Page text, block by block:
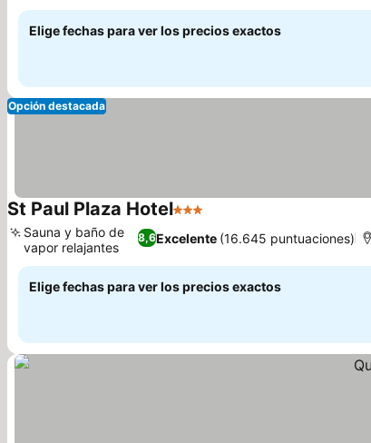
Elige fechas para ver los precios exactos
Opción destacada
St Paul Plaza Hotel3 Estrellas
8,6Excelente (16.645 puntuaciones)
Sauna y baño de
vapor relajantes
Elige fechas para ver los precios exactos